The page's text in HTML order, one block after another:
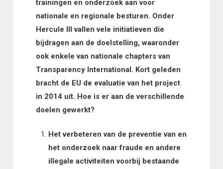
trainingen en onderzoek aan voor
nationale en regionale besturen. Onder
Hercule III vallen vele initiatieven die
bijdragen aan de doelstelling, waaronder
ook enkele van nationale chapters van
Transparency International. Kort geleden
bracht de EU de evaluatie van het project
in 2014 uit. Hoe is er aan de verschillende
doelen gewerkt?
Het verbeteren van de preventie van en
het onderzoek naar fraude en andere
illegale activiteiten voorbij bestaande